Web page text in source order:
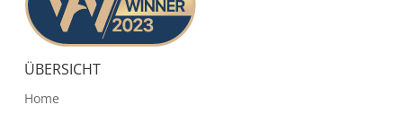
ÜBERSICHT
Home